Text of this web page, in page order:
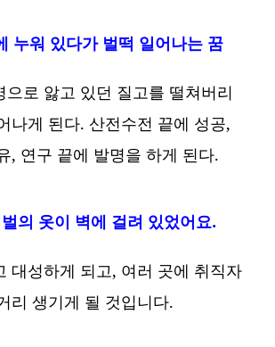
누워 있다가 벌떡 일어나는 꿈
으로 앓고 있던 질고를 떨쳐버리
나게 된다. 산전수전 끝에 성공,
, 연구 끝에 발명을 하게 된다.
의 옷이 벽에 걸려 있었어요.
대성하게 되고, 여러 곳에 취직자
리 생기게 될 것입니다.